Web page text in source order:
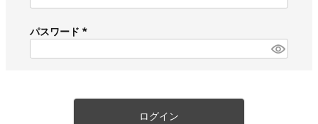
必
)
パスワード
必
ログイン